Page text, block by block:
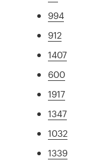
994
912
1407
600
1917
1347
1032
1339